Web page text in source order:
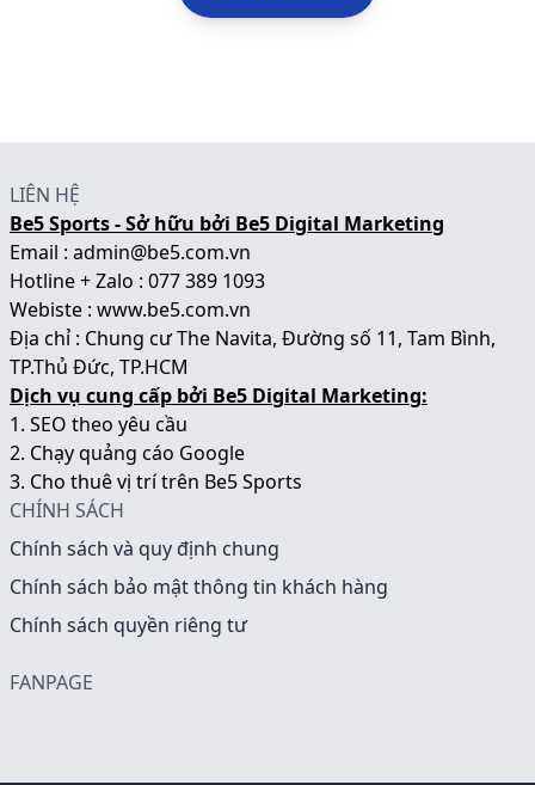
LIÊN HỆ
Be5 Sports - Sở hữu bởi Be5 Digital Marketing
Email : admin@be5.com.vn
Hotline + Zalo : 077 389 1093
Webiste : www.be5.com.vn
Địa chỉ : Chung cư The Navita, Đường số 11, Tam Bình,
TP.Thủ Đức, TP.HCM
Dịch vụ cung cấp bởi Be5 Digital Marketing:
1. SEO theo yêu cầu
2. Chạy quảng cáo Google
3. Cho thuê vị trí trên Be5 Sports
CHÍNH SÁCH
Chính sách và quy định chung
Chính sách bảo mật thông tin khách hàng
Chính sách quyền riêng tư
FANPAGE